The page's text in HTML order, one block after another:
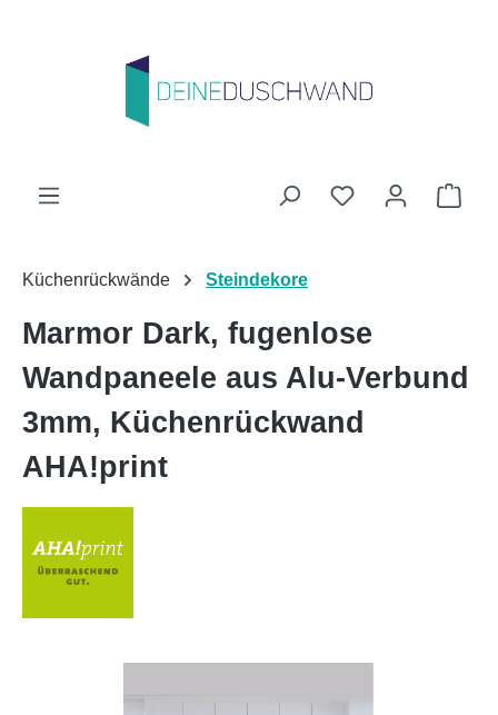
Du hast 0
Küchenrückwände Steindekore
Marmor Dark, fugenlose
Wandpaneele aus Alu-Verbund
3mm, Küchenrückwand
AHA!print